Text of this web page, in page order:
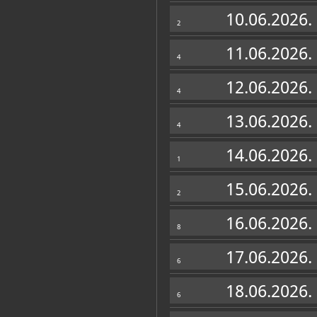
2 10.06.2026.
4 11.06.2026.
4 12.06.2026.
4 13.06.2026.
1 14.06.2026.
2 15.06.2026.
8 16.06.2026.
6 17.06.2026.
6 18.06.2026.
Zbirke
OSTALE ZBIRKE